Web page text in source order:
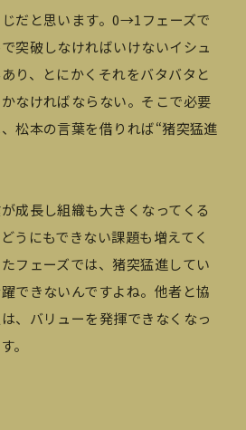
だと思います。0→1フェーズで
突破しなければいけないイシュ
り、とにかくそれをバタバタと
なければならない。そこで必要
松本の言葉を借りれば“猪突猛進
成長し組織も大きくなってくる
うにもできない課題も増えてく
フェーズでは、猪突猛進してい
できないんですよね。他者と協
、バリューを発揮できなくなっ
。